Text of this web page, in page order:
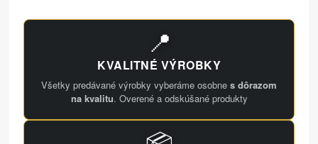
📍
KVALITNÉ VÝROBKY
Všetky predávané výrobky vyberáme osobne s dôrazom
na kvalitu. Overené a odskúšané produkty